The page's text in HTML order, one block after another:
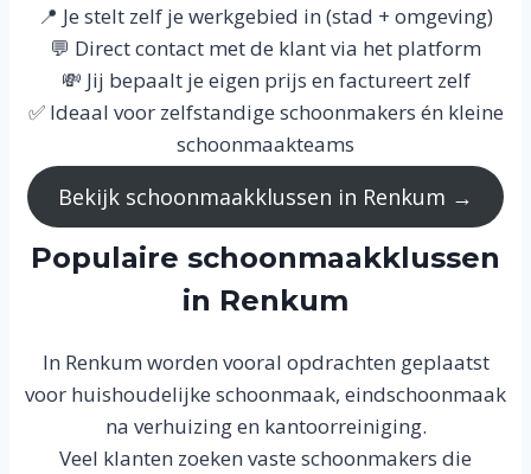
📍 Je stelt zelf je werkgebied in (stad + omgeving)
💬 Direct contact met de klant via het platform
💸 Jij bepaalt je eigen prijs en factureert zelf
✅ Ideaal voor zelfstandige schoonmakers én kleine
schoonmaakteams
Bekijk schoonmaakklussen in Renkum →
Populaire schoonmaakklussen
in Renkum
In Renkum worden vooral opdrachten geplaatst
voor huishoudelijke schoonmaak, eindschoonmaak
na verhuizing en kantoorreiniging.
Veel klanten zoeken vaste schoonmakers die